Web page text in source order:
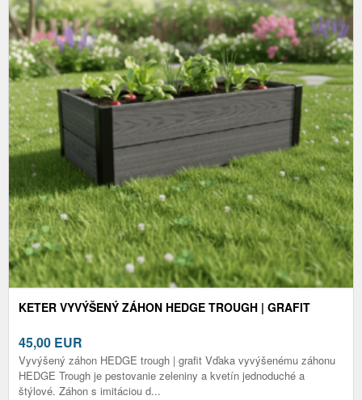
KETER VYVÝŠENÝ ZÁHON HEDGE TROUGH | GRAFIT
45,00 EUR
Vyvýšený záhon HEDGE trough | grafit Vďaka vyvýšenému záhonu
HEDGE Trough je pestovanie zeleniny a kvetín jednoduché a
štýlové. Záhon s imitáciou d...